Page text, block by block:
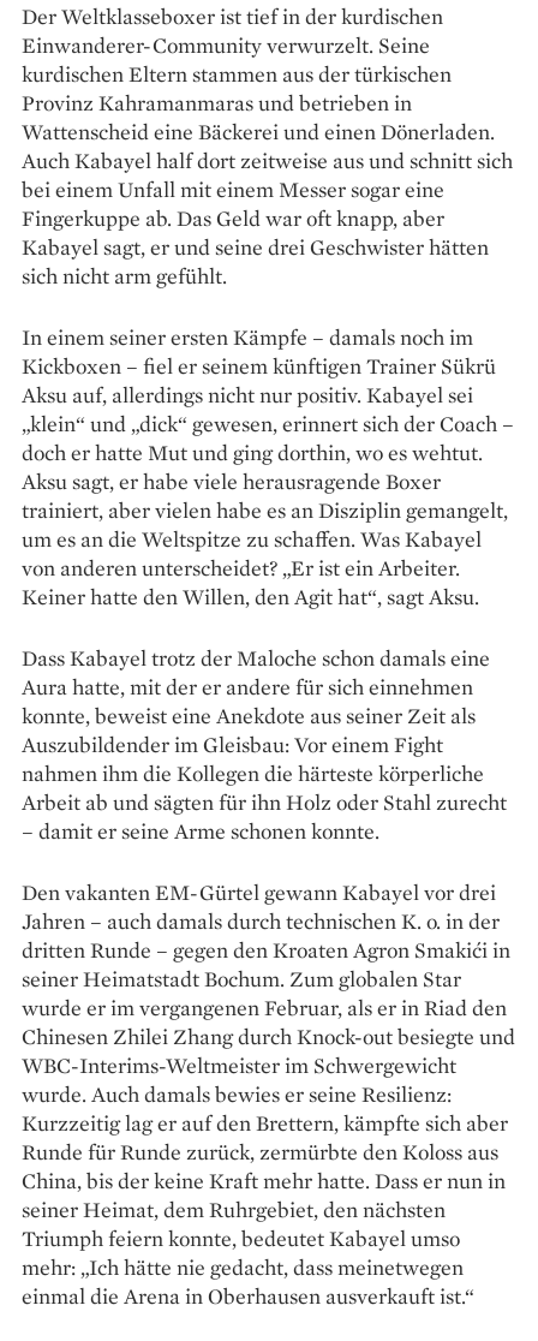
Der Weltklasseboxer ist tief in der kurdischen
Einwanderer-Community verwurzelt. Seine
kurdischen Eltern stammen aus der türkischen
Provinz Kahramanmaras und betrieben in
Wattenscheid eine Bäckerei und einen Dönerladen.
Auch Kabayel half dort zeitweise aus und schnitt sich
bei einem Unfall mit einem Messer sogar eine
Fingerkuppe ab. Das Geld war oft knapp, aber
Kabayel sagt, er und seine drei Geschwister hätten
sich nicht arm gefühlt.
In einem seiner ersten Kämpfe – damals noch im
Kickboxen – fiel er seinem künftigen Trainer Sükrü
Aksu auf, allerdings nicht nur positiv. Kabayel sei
„klein“ und „dick“ gewesen, erinnert sich der Coach –
doch er hatte Mut und ging dorthin, wo es wehtut.
Aksu sagt, er habe viele herausragende Boxer
trainiert, aber vielen habe es an Disziplin gemangelt,
um es an die Weltspitze zu schaffen. Was Kabayel
von anderen unterscheidet? „Er ist ein Arbeiter.
Keiner hatte den Willen, den Agit hat“, sagt Aksu.
Dass Kabayel trotz der Maloche schon damals eine
Aura hatte, mit der er andere für sich einnehmen
konnte, beweist eine Anekdote aus seiner Zeit als
Auszubilden­der im Gleisbau: Vor einem Fight
nahmen ihm die Kollegen die härteste körperliche
Arbeit ab und sägten für ihn Holz oder Stahl zurecht
– damit er seine Arme schonen konnte.
Den vakanten EM-Gürtel gewann Kabayel vor drei
Jahren – auch damals durch technischen K. o. in der
dritten Runde – gegen den Kroaten Agron Smakići in
seiner Heimatstadt Bochum. Zum globalen Star
wurde er im vergangenen Februar, als er in Riad den
Chinesen Zhilei Zhang durch Knock-out besiegte und
WBC-­Interims-Weltmeister im Schwergewicht
wurde. Auch damals bewies er seine Resilienz:
Kurzzeitig lag er auf den Brettern, kämpfte sich aber
Runde für Runde zurück, zermürbte den Koloss aus
China, bis der keine Kraft mehr hatte. Dass er nun in
seiner Heimat, dem Ruhrgebiet, den nächsten
Triumph feiern konnte, ­bedeutet Kabayel umso
mehr: „Ich hätte nie gedacht, dass meinetwegen
einmal die Arena in Oberhausen ­ausverkauft ist.“